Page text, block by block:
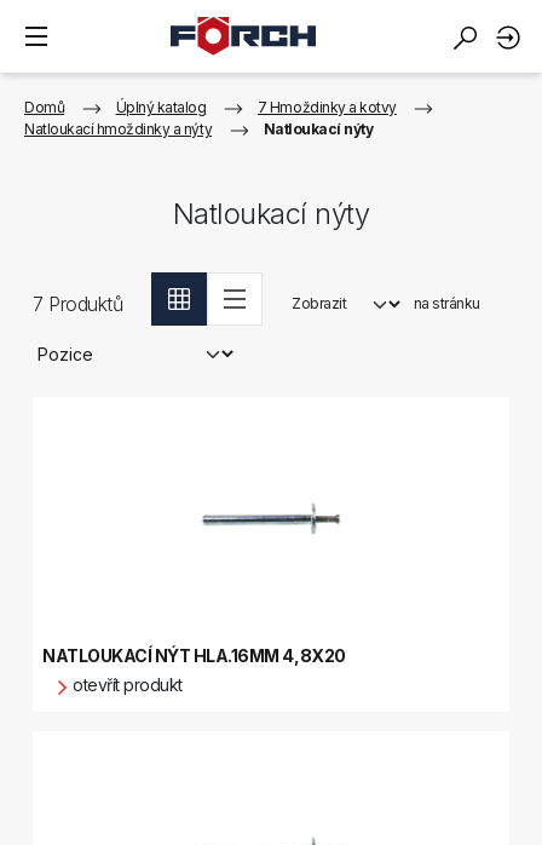
Domů Úplný katalog
7 Hmoždinky a kotvy
Natloukací hmoždinky a nýty
Natloukací nýty
Natloukací nýty
7 Produktů Zobrazit na stránku
NATLOUKACÍ NÝT HLA.16MM 4,8X20
otevřít produkt